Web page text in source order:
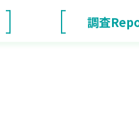
調査